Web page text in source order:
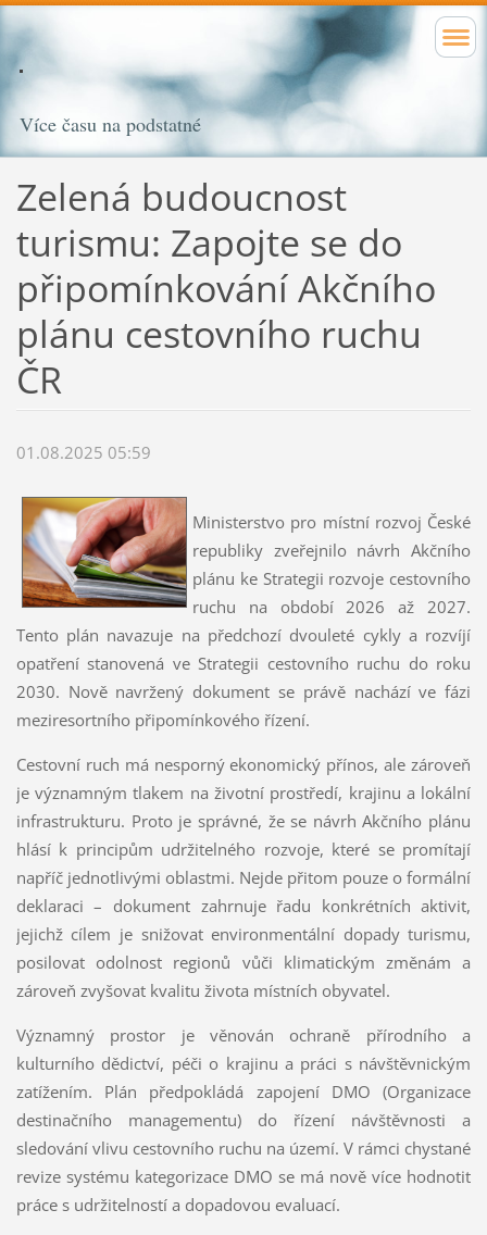
Více času na podstatné
Zelená budoucnost
turismu: Zapojte se do
připomínkování Akčního
plánu cestovního ruchu
ČR
01.08.2025 05:59
Ministerstvo pro místní rozvoj České
republiky zveřejnilo návrh Akčního
plánu ke Strategii rozvoje cestovního
ruchu na období 2026 až 2027.
Tento plán navazuje na předchozí dvouleté cykly a rozvíjí
opatření stanovená ve Strategii cestovního ruchu do roku
2030. Nově navržený dokument se právě nachází ve fázi
meziresortního připomínkového řízení.
Cestovní ruch má nesporný ekonomický přínos, ale zároveň
je významným tlakem na životní prostředí, krajinu a lokální
infrastrukturu. Proto je správné, že se návrh Akčního plánu
hlásí k principům udržitelného rozvoje, které se promítají
napříč jednotlivými oblastmi. Nejde přitom pouze o formální
deklaraci – dokument zahrnuje řadu konkrétních aktivit,
jejichž cílem je snižovat environmentální dopady turismu,
posilovat odolnost regionů vůči klimatickým změnám a
zároveň zvyšovat kvalitu života místních obyvatel.
Významný prostor je věnován ochraně přírodního a
kulturního dědictví, péči o krajinu a práci s návštěvnickým
zatížením. Plán předpokládá zapojení DMO (Organizace
destinačního managementu) do řízení návštěvnosti a
sledování vlivu cestovního ruchu na území. V rámci chystané
revize systému kategorizace DMO se má nově více hodnotit
práce s udržitelností a dopadovou evaluací.